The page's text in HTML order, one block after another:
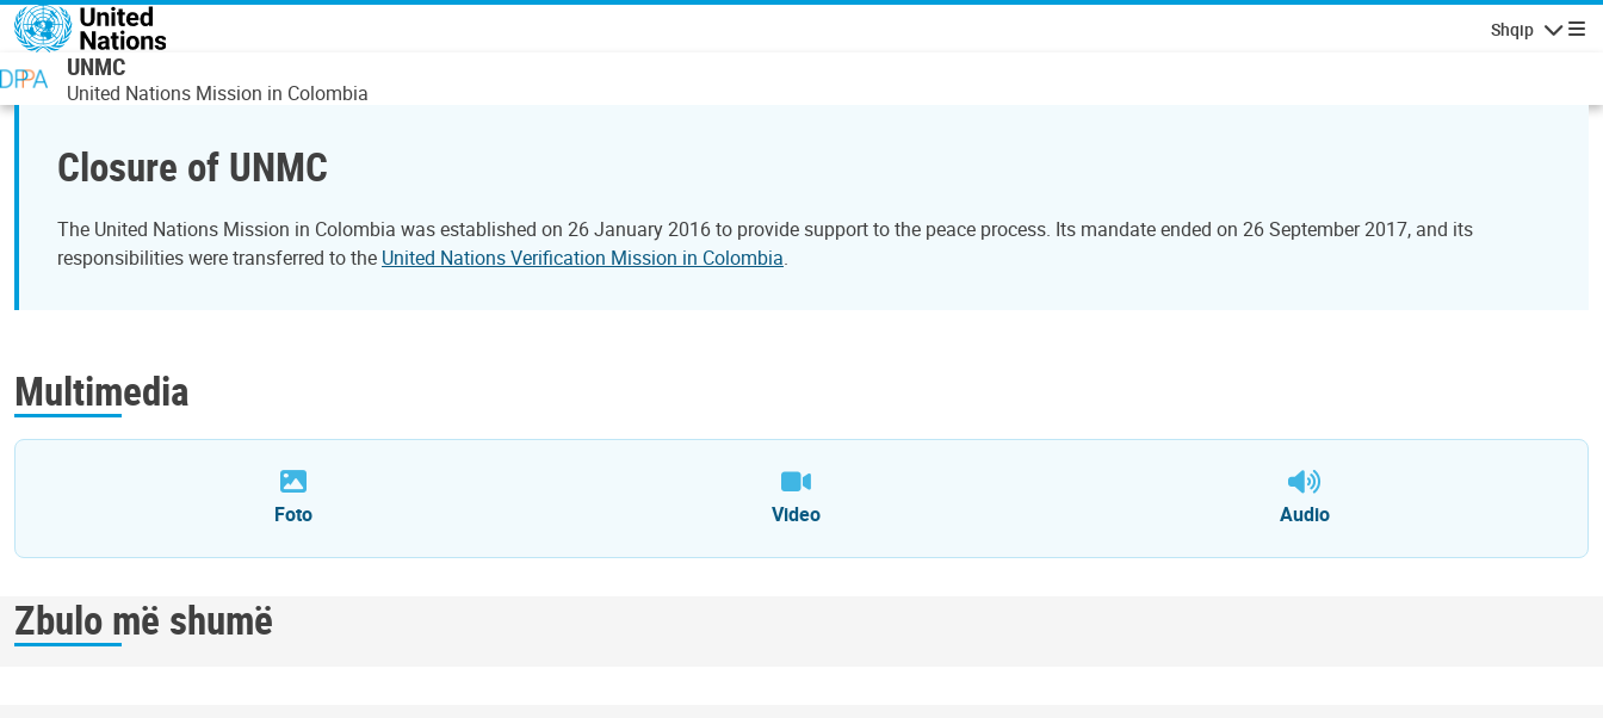
Skip to main content
Shqip
Lundrimi
UNMC
United Nations Mission in Colombia
Closure of UNMC
The United Nations Mission in Colombia was established on 26 January 2016 to provide support to the peace process. Its mandate ended on 26 September 2017, and its
responsibilities were transferred to the United Nations Verification Mission in Colombia.
Multimedia
Foto Video Audio
Zbulo më shumë